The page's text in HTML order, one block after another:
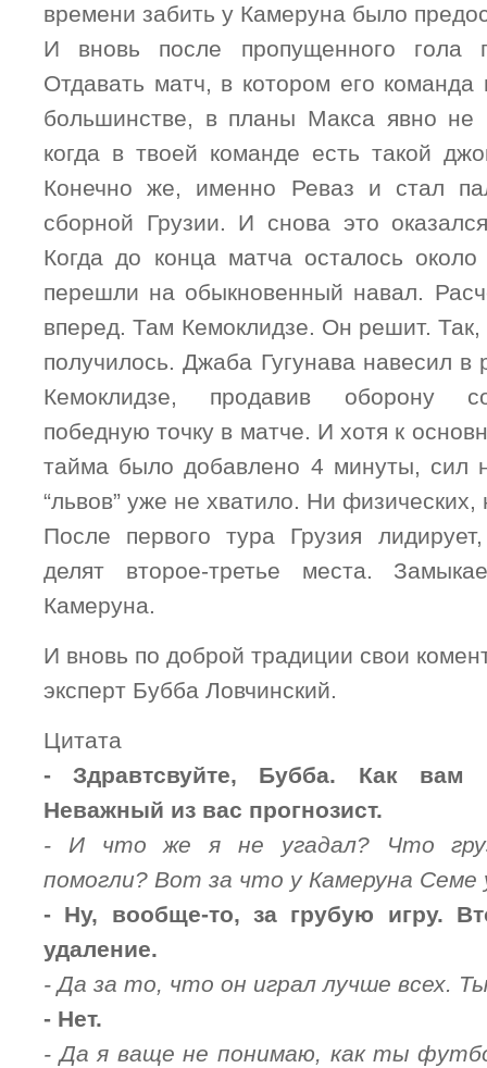
времени забить у Камеруна было
И вновь после пропущенного гола
Отдавать матч, в котором его
большинстве, в планы Макса явно не
когда в твоей команде есть такой
Конечно же, именно Реваз и стал
сборной Грузии. И снова это
Когда до конца матча осталось
перешли на обыкновенный навал.
вперед. Там Кемоклидзе. Он решит. Так,
получилось. Джаба Гугунава навесил в
Кемоклидзе, продавив оборону
победную точку в матче. И хотя к
тайма было добавлено 4 минуты, сил
“львов” уже не хватило. Ни
После первого тура Грузия
делят второе-третье места.
Камеруна.
И вновь по доброй традиции свои
эксперт Бубба Ловчинский.
Цитата
- Здравтсвуйте, Бубба. Как вам
Неважный из вас прогнозист.
- И что же я не угадал? Что
помогли? Вот за что у Камеруна Семе
- Ну, вообще-то, за грубую игру.
удаление.
- Да за то, что он играл лучше всех.
- Нет.
- Да я ваще не понимаю, как ты